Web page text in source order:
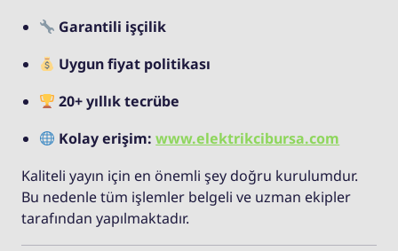
Garantili işçilik
Uygun fiyat politikası
20+ yıllık tecrübe
Kolay erişim:www.elektrikcibursa.com
Kaliteli yayın için en önemli şey doğru kurulumdur.
Bu nedenle tüm işlemler belgeli ve uzman ekipler
tarafından yapılmaktadır.